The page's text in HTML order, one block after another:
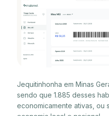
Jequitinhonha em Minas
sendo que 1.885 desses
economicamente ativas, ou